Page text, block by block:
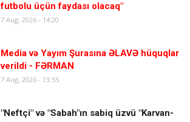
futbolu üçün faydası olacaq"
7 Aug, 2026 - 14:20
Media və Yayım Şurasına ƏLAVƏ hüquqlar
verildi - FƏRMAN
7 Aug, 2026 - 13:55
"Neftçi" və "Sabah"ın sabiq üzvü "Karvan-